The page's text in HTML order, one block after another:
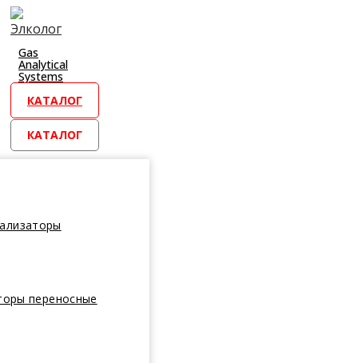
Перейти
к
контенту
Gas
Analytical
Systems
КАТАЛОГ
КАТАЛОГ
переносные